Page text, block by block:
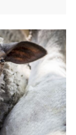
la
de convivialité
par les